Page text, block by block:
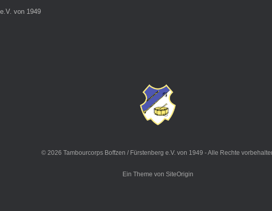
von 1949
© 2026 Tambourcorps Boffzen / Fürstenberg e.V. von 1949 - Alle Rechte
Ein Theme von SiteOrigin